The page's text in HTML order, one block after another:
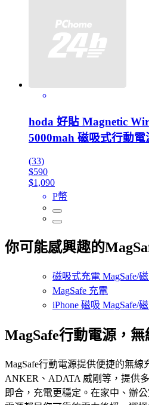
hoda 好貼 Magnetic
5000mah 磁吸式行動電
(33)
$590
$1,090
P幣
你可能感興趣的
磁吸式充電 MagSafe/
MagSafe 充電
iPhone 磁吸 MagSafe/
MagSafe行動電源，
MagSafe行動電源提供便捷的無線
ANKER、ADATA 威剛等，提供
即合，充電更穩定。在家中、辦